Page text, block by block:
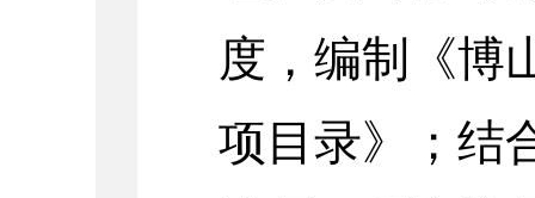
度，编制《博
项目录》；结